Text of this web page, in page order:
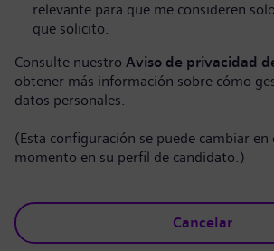
relevante para que me consideren
que solicito.
Consulte nuestro Aviso de privacidad
obtener más información sobre cómo
datos personales.
(Esta configuración se puede cambiar en
momento en su perfil de candidato.)
Cancelar